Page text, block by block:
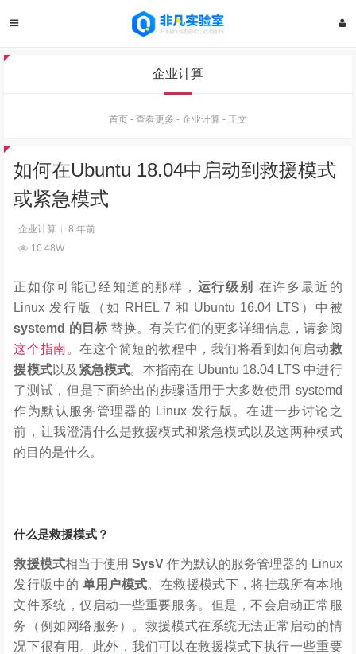
企业计算
首页 - 查看更多 - 企业计算 - 正文
如何在Ubuntu 18.04中启动到救援模式
或紧急模式
企业计算
8 年前
10.48W
正如你可能已经知道的那样， 运行级别
在许多最近的
Linux 发行版（如 RHEL 7 和 Ubuntu 16.04 LTS）中被
systemd 的目标 替换。有关它们的更多详细信息，请参阅
这个指南。在这个简短的教程中，我们将看到如何启动救
援模式以及 紧急模式。本指南在 Ubuntu 18.04 LTS 中进行
了测试，但是下面给出的步骤适用于大多数使用 systemd
作为默认服务管理器的 Linux 发行版。在进一步讨论之
前，让我澄清什么是救援模式和紧急模式以及这两种模式
的目的是什么。
什么是救援模式？
救援模式相当于使用SysV 作为默认的服务管理器的 Linux
发行版中的 单用户模式。在救援模式下，将挂载所有本地
文件系统，仅启动一些重要服务。但是，不会启动正常服
务（例如网络服务）。救援模式在系统无法正常启动的情
况下很有用。此外，我们可以在救援模式下执行一些重要